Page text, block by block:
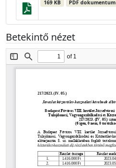
169 KB PDF dokumentum
Betekintő nézet